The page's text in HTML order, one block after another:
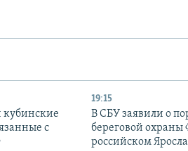
с
19:15
В СБУ заявили о
береговой
российском